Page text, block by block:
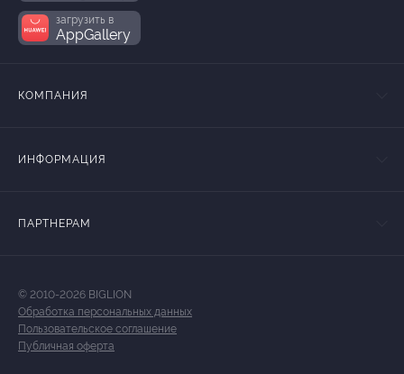
загрузить в
AppGallery
КОМПАНИЯ
ИНФОРМАЦИЯ
ПАРТНЕРАМ
© 2010-2026 BIGLION
Обработка персональных данных
Пользовательское соглашение
Публичная оферта